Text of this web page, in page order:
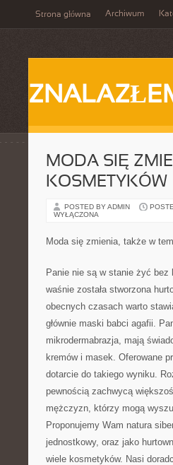
Strona główna Archiwum
MODA SIĘ
KOSMETYKÓW
POSTED BY ADMIN
WYŁĄCZONA
Moda się zmienia, także w
Panie nie są w stanie żyć
waśnie została stworzona
obecnych czasach warto
głównie maski babci agafii.
mikrodermabrazja, mają
kremów i masek. Oferowane
dotarcie do takiego wyniku.
pewnością zachwycą
mężczyzn, którzy mogą
Proponujemy Wam natura
jednostkowy, oraz jako
wiele kosmetyków. Nasi